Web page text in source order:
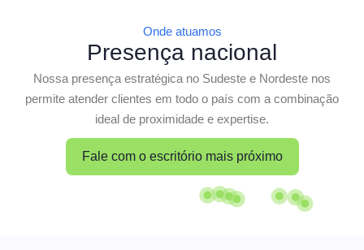
Onde atuamos
Presença nacional
Nossa presença estratégica no Sudeste e Nordeste nos
permite atender clientes em todo o país com a combinação
ideal de proximidade e expertise.
Fale com o escritório mais próximo